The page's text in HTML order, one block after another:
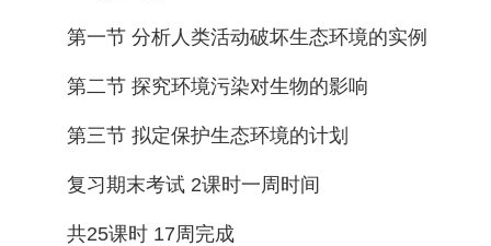
第一节 分析人类活动破坏生态环境的实例
第二节 探究环境污染对生物的影响
第三节 拟定保护生态环境的计划
复习期末考试 2课时一周时间
共25课时 17周完成